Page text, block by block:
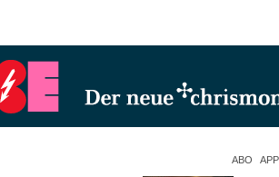
ABO APP